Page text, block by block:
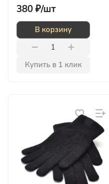
380 ₽/шт
В корзину
Купить в 1 клик